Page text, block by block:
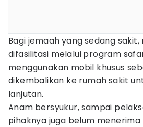
Bagi jemaah yang sedang
difasilitasi melalui program
menggunakan mobil khusus
dikembalikan ke rumah sakit
lanjutan.
Anam bersyukur, sampai
pihaknya juga belum